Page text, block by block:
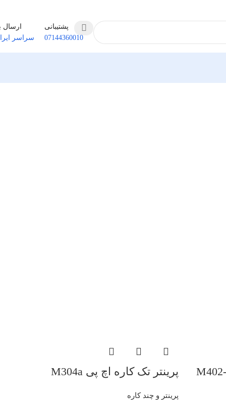
پشتیبانی
07144360010
ارسال
سراسر
پرینتر تک کاره اچ پی M402-
پرینتر تک کاره اچ پی M304a
پرینتر و چند کاره